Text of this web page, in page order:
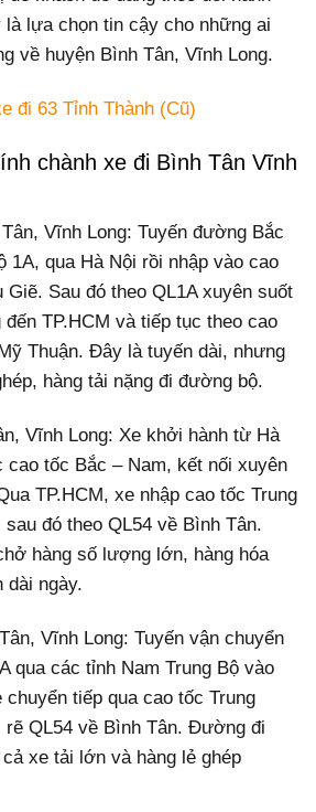
lựa chọn tin cậy cho những ai
về huyện Bình Tân, Vĩnh Long.
đi 63 Tỉnh Thành (Cũ)
chành xe đi Bình Tân Vĩnh
Vĩnh Long: Tuyến đường Bắc
1A, qua Hà Nội rồi nhập vào cao
Giẽ. Sau đó theo QL1A xuyên suốt
TP.HCM và tiếp tục theo cao
Thuận. Đây là tuyến dài, nhưng
hàng tải nặng đi đường bộ.
Vĩnh Long: Xe khởi hành từ Hà
cao tốc Bắc – Nam, kết nối xuyên
TP.HCM, xe nhập cao tốc Trung
đó theo QL54 về Bình Tân.
hàng số lượng lớn, hàng hóa
dài ngày.
Vĩnh Long: Tuyến vận chuyển
qua các tỉnh Nam Trung Bộ vào
tiếp qua cao tốc Trung
rẽ QL54 về Bình Tân. Đường đi
xe tải lớn và hàng lẻ ghép